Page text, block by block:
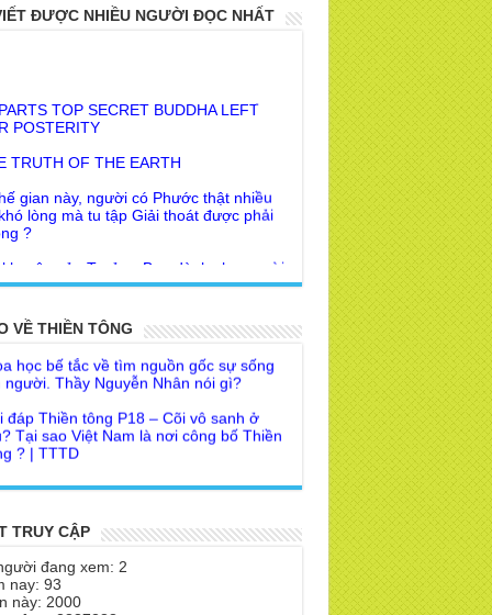
ĐƯỢC NHIỀU NGƯỜI ĐỌC NHẤT
TRUTH OF THE EARTH
gian này, người có Phước thật nhiều
?
của Trưởng Ban dành cho người
nhận ra Phật Tánh được diễn tả trạng
Phật dạy về cách tạo Công Đức và
Đức
Lai dạy về Lời kỉnh nguyện trước khi ăn
lập văn tự, Giáo ngoại biệt truyền
Lai Thanh Tịnh Thiền, Thiền Tông và
Diệu Pháp Môn
Thiền tông phải bỏ hết sao?
chỉ Thiền tông, Bí mật Thiền tông là
VỀ THIỀN TÔNG
đáp Thiền tông P19 - Ma Vương là ai?
học bế tắc về tìm nguồn gốc sự sống
đáp Thiền tông P18 – Cõi vô sanh ở
? | TTTD
Thiền Tông Tân Diệu góp phần giúp
Việt Nam VTV9 phỏng vấn trực tiếp
Thiền Tông Tân Diệu - Phóng sự
duyên giữa mùa lũ" | TTTD
TRUY CẬP
đang xem: 2
nay: 93
này: 2000